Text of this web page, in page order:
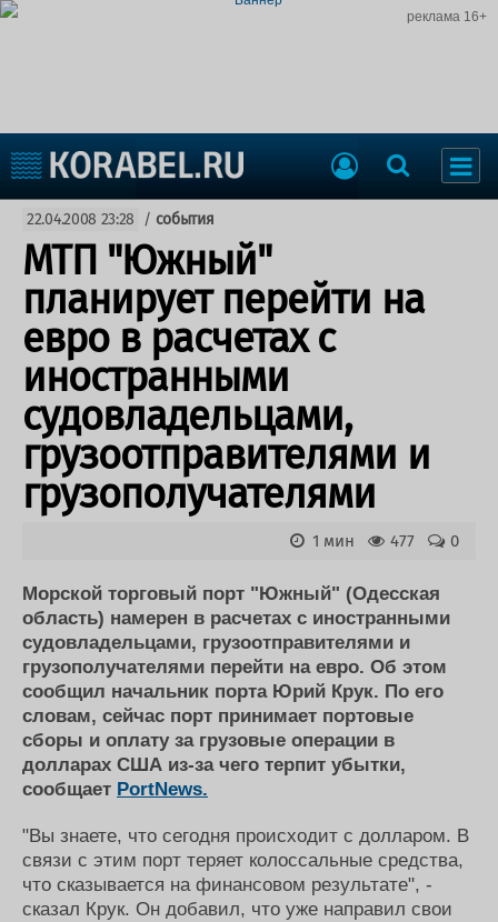
реклама 16+
Судоходство
Судоремонт
События
Порты
ВМФ
Образование
Яхты и катера
Еще
Судостроение
Пульс
Новости
Крюинг
Реклама
Торговая площадка
Доска объявлений
Продажа флота
Услуги
Конференции
Выставки и семинары
Личности
Флот
Галерея флота
Форум
Все службы
22.04.2008 23:28 / события
МТП "Южный"
планирует перейти на
евро в расчетах с
иностранными
судовладельцами,
грузоотправителями и
грузополучателями
0
477
1 мин
Морской торговый порт "Южный" (Одесская
область) намерен в расчетах с иностранными
судовладельцами, грузоотправителями и
грузополучателями перейти на евро. Об этом
сообщил начальник порта Юрий Крук. По его
словам, сейчас порт принимает портовые
сборы и оплату за грузовые операции в
долларах США из-за чего терпит убытки,
сообщает PortNews.
"Вы знаете, что сегодня происходит с долларом. В
связи с этим порт теряет колоссальные средства,
что сказывается на финансовом результате", -
сказал Крук. Он добавил, что уже направил свои